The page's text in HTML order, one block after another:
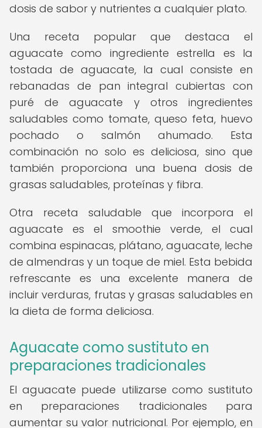
dosis de sabor y nutrientes a cualquier plato.
Una receta popular que destaca el
aguacate como ingrediente estrella es la
tostada de aguacate, la cual consiste en
rebanadas de pan integral cubiertas con
puré de aguacate y otros ingredientes
saludables como tomate, queso feta, huevo
pochado o salmón ahumado. Esta
combinación no solo es deliciosa, sino que
también proporciona una buena dosis de
grasas saludables, proteínas y fibra.
Otra receta saludable que incorpora el
aguacate es el smoothie verde, el cual
combina espinacas, plátano, aguacate, leche
de almendras y un toque de miel. Esta bebida
refrescante es una excelente manera de
incluir verduras, frutas y grasas saludables en
la dieta de forma deliciosa.
Aguacate como sustituto en
preparaciones tradicionales
El aguacate puede utilizarse como sustituto
en preparaciones tradicionales para
aumentar su valor nutricional. Por ejemplo, en